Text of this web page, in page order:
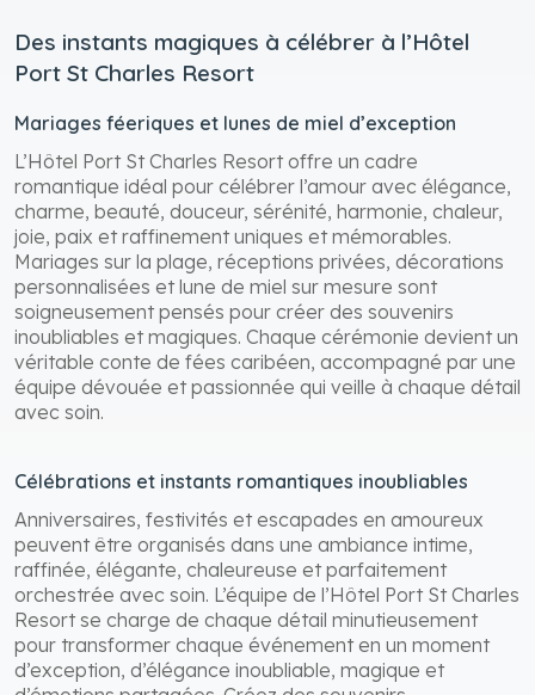
Des instants magiques à célébrer à l’Hôtel
Port St Charles Resort
Mariages féeriques et lunes de miel d’exception
L’Hôtel Port St Charles Resort offre un cadre
romantique idéal pour célébrer l’amour avec élégance,
charme, beauté, douceur, sérénité, harmonie, chaleur,
joie, paix et raffinement uniques et mémorables.
Mariages sur la plage, réceptions privées, décorations
personnalisées et lune de miel sur mesure sont
soigneusement pensés pour créer des souvenirs
inoubliables et magiques. Chaque cérémonie devient un
véritable conte de fées caribéen, accompagné par une
équipe dévouée et passionnée qui veille à chaque détail
avec soin.
Célébrations et instants romantiques inoubliables
Anniversaires, festivités et escapades en amoureux
peuvent être organisés dans une ambiance intime,
raffinée, élégante, chaleureuse et parfaitement
orchestrée avec soin. L’équipe de l’Hôtel Port St Charles
Resort se charge de chaque détail minutieusement
pour transformer chaque événement en un moment
d’exception, d’élégance inoubliable, magique et